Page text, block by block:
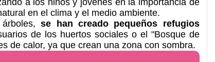
a los niños y jóvenes en la importancia de
en el clima y el medio ambiente.
se han creado pequeños refugios
de los huertos sociales o el "Bosque de
de calor, ya que crean una zona con sombra.